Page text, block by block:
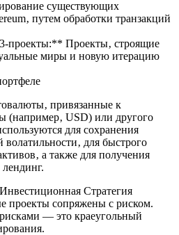
существующих
путем обработки транзакций
проекты:** Проекты‚ строящие
миры и новую итерацию
привязанные к
(например‚ USD) или другого
для сохранения
для быстрого
а также для получения
лендинг.
Стратегия
проекты сопряжены с риском.
— это краеугольный